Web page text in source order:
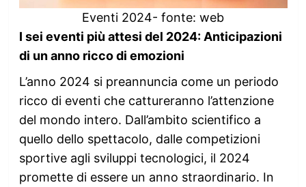
Eventi 2024- fonte: web
I sei eventi più attesi del 2024: Anticipazioni
di un anno ricco di emozioni
L’anno 2024 si preannuncia come un periodo
ricco di eventi che cattureranno l’attenzione
del mondo intero. Dall’ambito scientifico a
quello dello spettacolo, dalle competizioni
sportive agli sviluppi tecnologici, il 2024
promette di essere un anno straordinario. In